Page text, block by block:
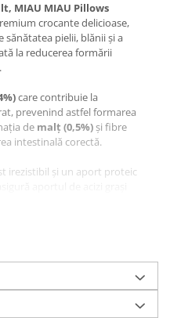
MIAU MIAU Pillows
crocante delicioase,
pielii, blănii și a
la reducerea formării
care contribuie la
prevenind astfel formarea
de malț (0,5%)și fibre
intestinală corectă.
irezistibil și un aport proteic
o blană strălucitoare.
naturală de vitamine din
gustări crocante au o